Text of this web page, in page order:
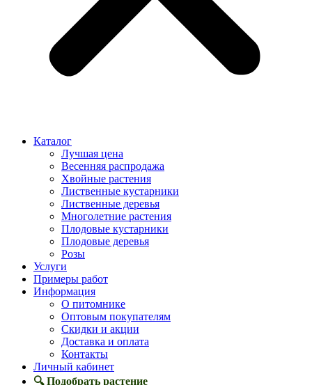
Каталог
Лучшая цена
Весенняя распродажа
Хвойные растения
Лиственные кустарники
Лиственные деревья
Многолетние растения
Плодовые кустарники
Плодовые деревья
Розы
Услуги
Примеры работ
Информация
О питомнике
Оптовым покупателям
Скидки и акции
Доставка и оплата
Контакты
Личный кабинет
🔍 Подобрать растение